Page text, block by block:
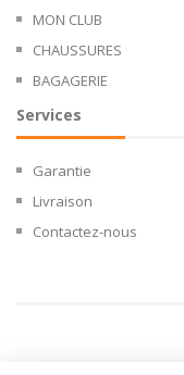
MON CLUB
CHAUSSURES
BAGAGERIE
Services
Garantie
Livraison
Contactez-nous